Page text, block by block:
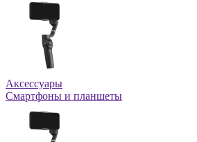
Аксессуары
Смартфоны и планшеты